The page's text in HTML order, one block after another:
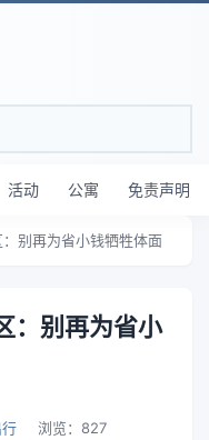
活动 公寓 免责声明
别再为省小钱牺牲体面
：别再为省小
浏览： 827